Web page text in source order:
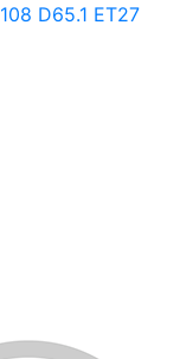
D65.1 ET27